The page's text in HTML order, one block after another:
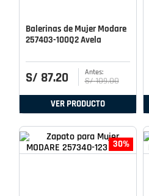
Balerinas de Mujer Modare
257403-100Q2 Avela
S/ 87.20 S/ 109.00
VER PRODUCTO
30%